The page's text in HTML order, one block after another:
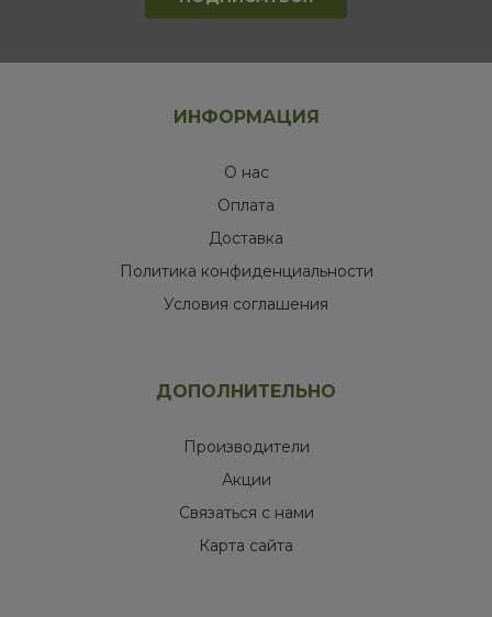
ИНФОРМАЦИЯ
О нас
Оплата
Доставка
Политика конфиденциальности
Условия соглашения
ДОПОЛНИТЕЛЬНО
Производители
Акции
Связаться с нами
Карта сайта